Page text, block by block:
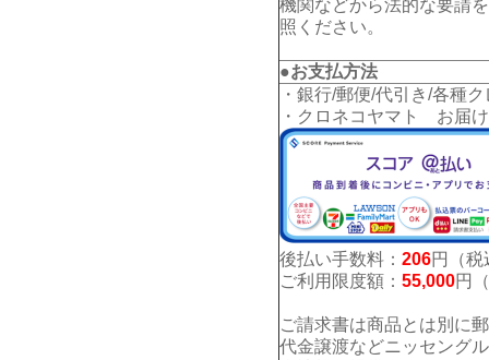
機関などから法的な要請
照ください。
●お支払方法
・銀行/郵便/代引き/各種
・クロネコヤマト お届
後払い手数料： 206円（税
ご利用限度額： 55,000円
ご請求書は商品とは別に
代金譲渡などニッセング